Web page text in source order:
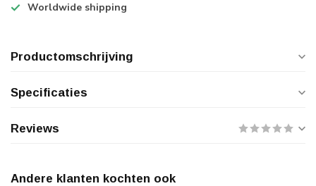
Worldwide shipping
Productomschrijving
Specificaties
Reviews
Andere klanten kochten ook